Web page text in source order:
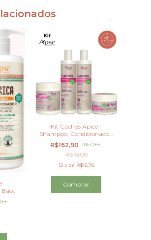
Kit Cachos Apice -
Shampoo, Condicionador,
Máscara e Ativador (4
ITENS)
R$162,90-4%OFF
R$169,90
12 x de R$16,76